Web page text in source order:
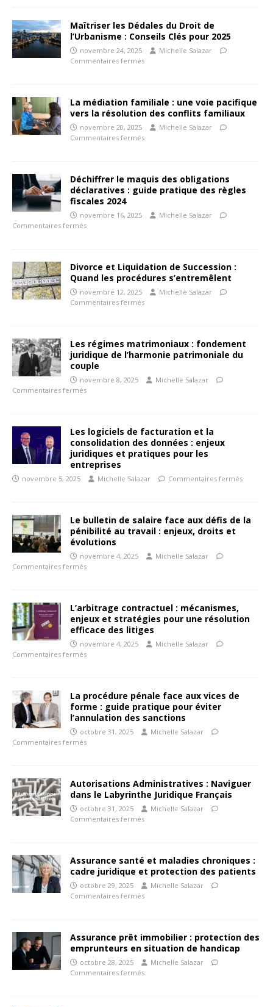
Maîtriser les Dédales du Droit de
l’Urbanisme : Conseils Clés pour 2025
novembre 24, 2025
Michelle Salazar
Commentaires fermés
La médiation familiale : une voie pacifique
vers la résolution des conflits familiaux
novembre 20, 2025
Michelle Salazar
Commentaires fermés
Déchiffrer le maquis des obligations
déclaratives : guide pratique des règles
fiscales 2024
novembre 16, 2025
Michelle Salazar
Commentaires fermés
Divorce et Liquidation de Succession :
Quand les procédures s’entremêlent
novembre 12, 2025
Michelle Salazar
Commentaires fermés
Les régimes matrimoniaux : fondement
juridique de l’harmonie patrimoniale du
couple
novembre 8, 2025
Michelle Salazar
Commentaires fermés
Les logiciels de facturation et la
consolidation des données : enjeux
juridiques et pratiques pour les
entreprises
novembre 5, 2025 Michelle Salazar Commentaires fermés
Le bulletin de salaire face aux défis de la
pénibilité au travail : enjeux, droits et
évolutions
novembre 4, 2025
Michelle Salazar
Commentaires fermés
L’arbitrage contractuel : mécanismes,
enjeux et stratégies pour une résolution
efficace des litiges
novembre 4, 2025
Michelle Salazar
Commentaires fermés
La procédure pénale face aux vices de
forme : guide pratique pour éviter
l’annulation des sanctions
octobre 31, 2025
Michelle Salazar
Commentaires fermés
Autorisations Administratives : Naviguer
dans le Labyrinthe Juridique Français
octobre 31, 2025
Michelle Salazar
Commentaires fermés
Assurance santé et maladies chroniques :
cadre juridique et protection des patients
octobre 29, 2025
Michelle Salazar
Commentaires fermés
Assurance prêt immobilier : protection des
emprunteurs en situation de handicap
octobre 28, 2025
Michelle Salazar
Commentaires fermés